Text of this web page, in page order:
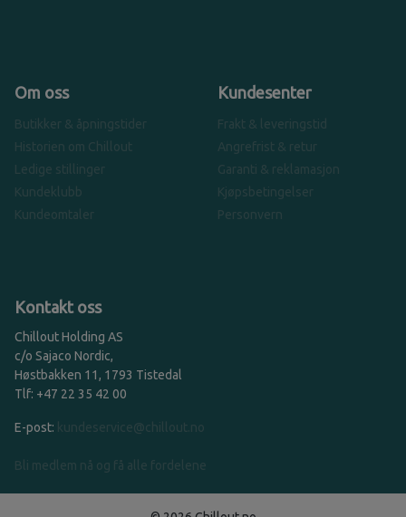
Om oss
Butikker & åpningstider
Historien om Chillout
Ledige stillinger
Kundeklubb
Kundeomtaler
Kundesenter
Frakt & leveringstid
Angrefrist & retur
Garanti & reklamasjon
Kjøpsbetingelser
Personvern
Kontakt oss
Chillout Holding AS
c/o Sajaco Nordic,
Høstbakken 11, 1793 Tistedal
Tlf: +47 22 35 42 00
E-post: kundeservice@chillout.no
Bli medlem nå og få alle fordelene